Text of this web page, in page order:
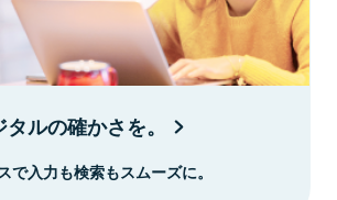
ルの確かさを。
で入力も検索もスムーズに。